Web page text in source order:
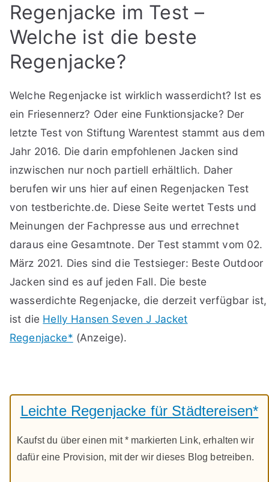
Regenjacke im Test –
Welche ist die beste
Regenjacke?
Welche Regenjacke ist wirklich wasserdicht? Ist es
ein Friesennerz? Oder eine Funktionsjacke? Der
letzte Test von Stiftung Warentest stammt aus dem
Jahr 2016. Die darin empfohlenen Jacken sind
inzwischen nur noch partiell erhältlich. Daher
berufen wir uns hier auf einen Regenjacken Test
von testberichte.de. Diese Seite wertet Tests und
Meinungen der Fachpresse aus und errechnet
daraus eine Gesamtnote. Der Test stammt vom 02.
März 2021. Dies sind die Testsieger: Beste Outdoor
Jacken sind es auf jeden Fall. Die beste
wasserdichte Regenjacke, die derzeit verfügbar ist,
ist die Helly Hansen Seven J Jacket
Regenjacke* (Anzeige).
Leichte Regenjacke für Städtereisen*
Kaufst du über einen mit * markierten Link, erhalten wir
dafür eine Provision, mit der wir dieses Blog betreiben.